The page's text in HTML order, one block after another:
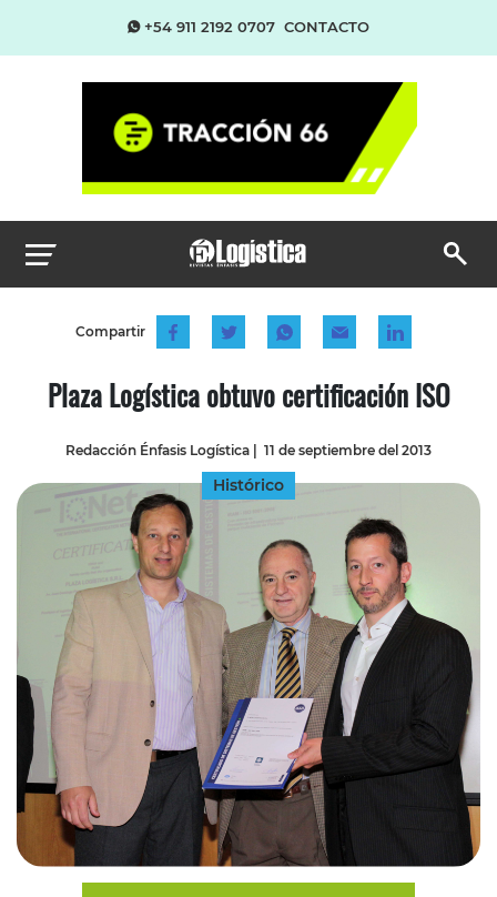
+54 911 2192 0707 CONTACTO
Compartir
Plaza Logística obtuvo certificación ISO
Redacción Énfasis Logística | 11 de septiembre del 2013
Histórico